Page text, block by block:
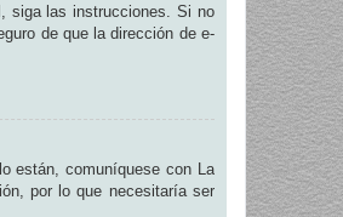
siga las instrucciones. Si no
de que la dirección de e-
están, comuníquese con La
por lo que necesitaría ser